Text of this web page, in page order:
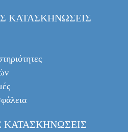
ΚΑΤΑΣΚΗΝΏΣΕΙΣ
ΚΑΤΑΣΚΗΝΏΣΕΙΣ